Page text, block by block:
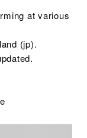
at various
(jp).